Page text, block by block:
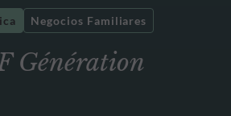
Génération
Negocios Familiares